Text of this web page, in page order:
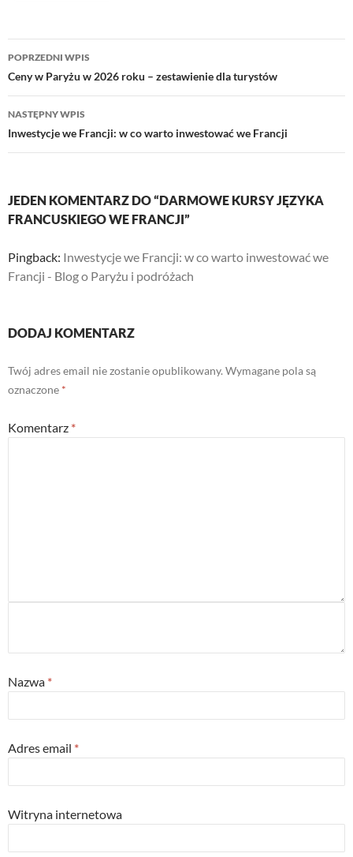
Nawigacja
wpisu
POPRZEDNI WPIS
Ceny w Paryżu w 2026 roku – zestawienie dla turystów
NASTĘPNY WPIS
Inwestycje we Francji: w co warto inwestować we Francji
JEDEN KOMENTARZ DO “DARMOWE KURSY JĘZYKA
FRANCUSKIEGO WE FRANCJI”
Pingback: Inwestycje we Francji: w co warto inwestować we
Francji - Blog o Paryżu i podróżach
DODAJ KOMENTARZ
Twój adres email nie zostanie opublikowany. Wymagane pola są
oznaczone *
Komentarz *
Nazwa *
Adres email *
Witryna internetowa